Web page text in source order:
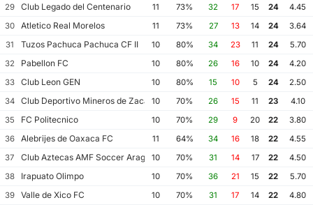
29
Club Legado del Centenario 11 73% 32 17 15 24
4.45
30
Atletico Real Morelos 11 73% 27 13 14 24
3.64
31
Tuzos Pachuca Pachuca CF II 10 80% 34 23 11 24
5.70
32
Pabellon FC 10 80% 26 16 10 24
4.20
33
Club Leon GEN 10 80% 15 10 5 24
2.50
34
Club Deportivo Mineros de Zacatecas II
10 70% 26 15 11 23
4.10
35
FC Politecnico 10 70% 29 9 20 22
3.80
36
Alebrijes de Oaxaca FC 11 64% 34 16 18 22
4.55
37
Club Aztecas AMF Soccer Aragon10 70% 31 14 17 22
4.50
38
Irapuato Olimpo 10 70% 36 21 15 22
5.70
39
Valle de Xico FC 10 70% 31 17 14 22
4.80